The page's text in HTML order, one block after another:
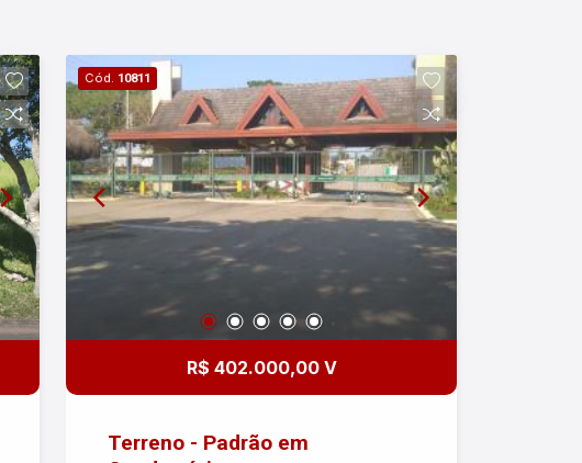
Cód. 10811
R$ 402.000,00 V
Terreno - Padrão em